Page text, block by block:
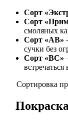
Сорт
Сорт
смоляных
Сорт «АВ»
сучки без
Сорт «ВС»
Сортировка